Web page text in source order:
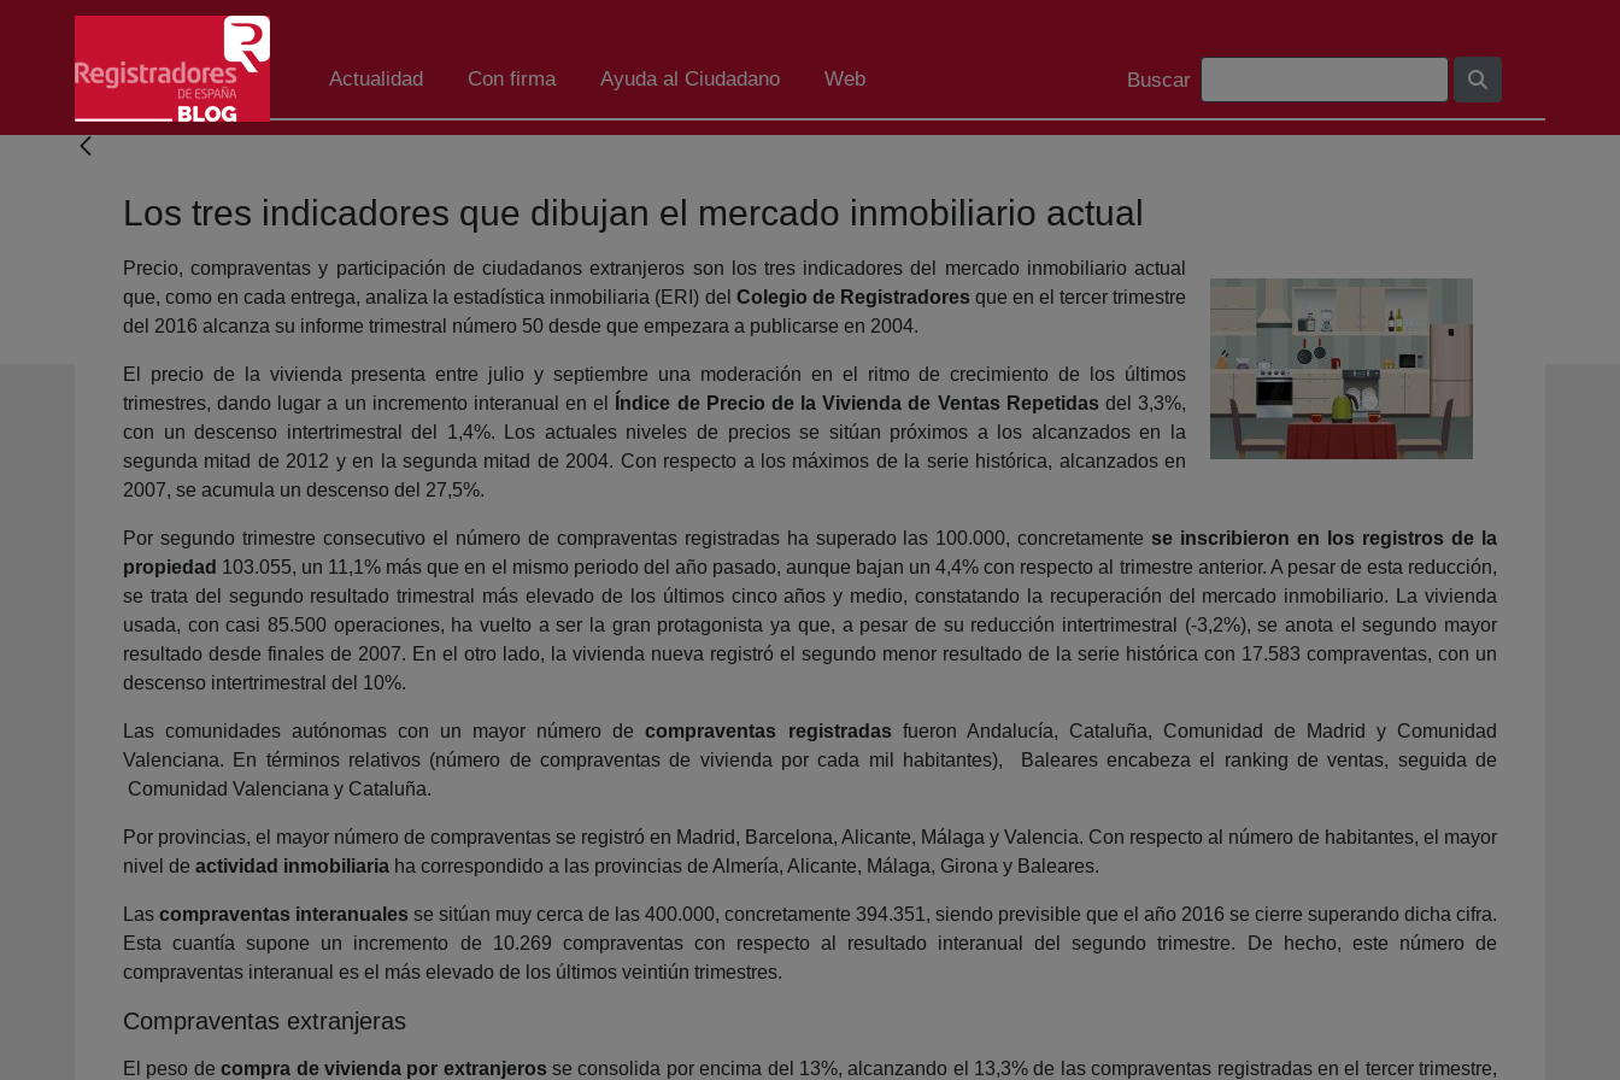
Skip to Main Content
Actualidad Con firma Ayuda al Ciudadano Web
Barra de busca
Buscar
Los tres indicadores que dibujan el mercado inmobiliario actual
Precio, compraventas y participación de ciudadanos extranjeros son los tres indicadores del mercado inmobiliario actual
que, como en cada entrega, analiza la estadística inmobiliaria (ERI) del Colegio de Registradores que en el tercer trimestre
del 2016 alcanza su informe trimestral número 50 desde que empezara a publicarse en 2004.
El precio de la vivienda presenta entre julio y septiembre una moderación en el ritmo de crecimiento de los últimos
trimestres, dando lugar a un incremento interanual en el
Índice de Precio de la Vivienda de Ventas Repetidasdel 3,3%,
con un descenso intertrimestral del 1,4%. Los actuales niveles de precios se sitúan próximos a los alcanzados en la
segunda mitad de 2012 y en la segunda mitad de 2004. Con respecto a los máximos de la serie histórica, alcanzados en
2007, se acumula un descenso del 27,5%.
Por segundo trimestre consecutivo el número de compraventas registradas ha superado las 100.000, concretamentese inscribieron en los registros de la
propiedad 103.055, un 11,1% más que en el mismo periodo del año pasado, aunque bajan un 4,4% con respecto al trimestre anterior. A pesar de esta reducción,
se trata del segundo resultado trimestral más elevado de los últimos cinco años y medio, constatando la recuperación del mercado inmobiliario. La vivienda
usada, con casi 85.500 operaciones, ha vuelto a ser la gran protagonista ya que, a pesar de su reducción intertrimestral (-3,2%), se anota el segundo mayor
resultado desde finales de 2007. En el otro lado, la vivienda nueva registró el segundo menor resultado de la serie histórica con 17.583 compraventas, con un
descenso intertrimestral del 10%.
Las comunidades autónomas con un mayor número decompraventas registradasfueron Andalucía, Cataluña, Comunidad de Madrid y Comunidad
Valenciana. En términos relativos (número de compraventas de vivienda por cada mil habitantes), Baleares encabeza el ranking de ventas, seguida de
Comunidad Valenciana y Cataluña.
Por provincias, el mayor número de compraventas se registró en Madrid, Barcelona, Alicante, Málaga y Valencia. Con respecto al número de habitantes, el mayor
nivel de actividad inmobiliaria ha correspondido a las provincias de Almería, Alicante, Málaga, Girona y Baleares.
Las compraventas interanuales se sitúan muy cerca de las 400.000, concretamente 394.351, siendo previsible que el año 2016 se cierre superando dicha cifra.
Esta cuantía supone un incremento de 10.269 compraventas con respecto al resultado interanual del segundo trimestre. De hecho, este número de
compraventas interanual es el más elevado de los últimos veintiún trimestres.
Compraventas extranjeras
El peso decompra de vivienda por extranjerosse consolida por encima del 13%, alcanzando el 13,3% de las compraventas registradas en el tercer trimestre,